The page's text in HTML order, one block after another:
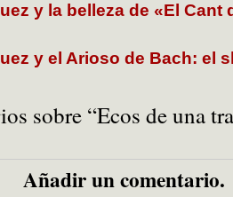
y la belleza de «El Cant
y el Arioso de Bach: el
sobre “Ecos de una
Añadir un comentario.